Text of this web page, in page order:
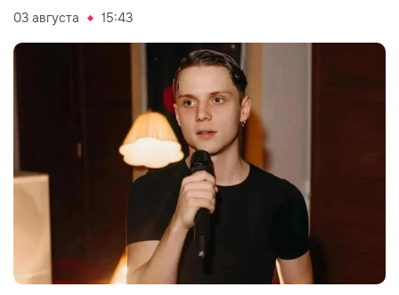
03 августа 15:43